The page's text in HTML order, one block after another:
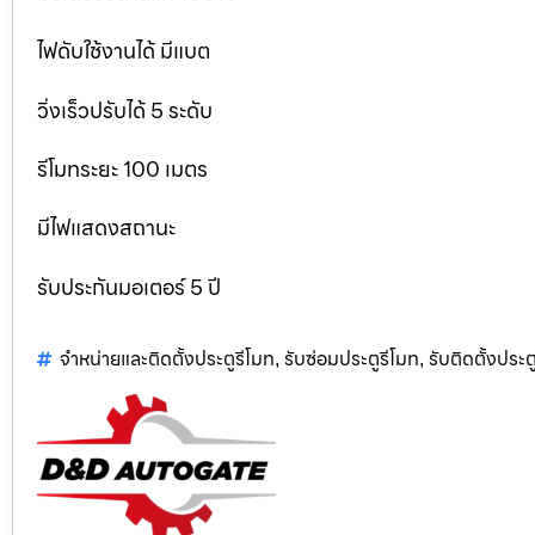
ไฟดับใช้งานได้ มีแบต
วิ่งเร็วปรับได้ 5 ระดับ
รีโมทระยะ 100 เมตร
มีไฟแสดงสถานะ
รับประกันมอเตอร์ 5 ปี
จำหน่ายและติดตั้งประตูรีโมท, รับซ่อมประตูรีโมท, รับติดตั้งประ